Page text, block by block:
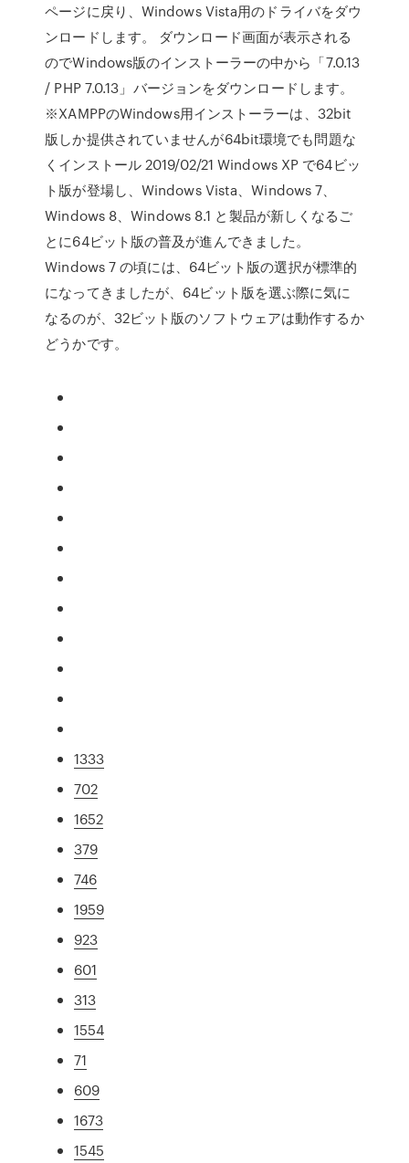
ページに戻り、Windows Vista用のドライバをダウ
ンロードします。 ダウンロード画面が表示される
のでWindows版のインストーラーの中から「7.0.13
/ PHP 7.0.13」バージョンをダウンロードします。
※XAMPPのWindows用インストーラーは、32bit
版しか提供されていませんが64bit環境でも問題な
くインストール 2019/02/21 Windows XP で64ビッ
ト版が登場し、Windows Vista、Windows 7、
Windows 8、Windows 8.1 と製品が新しくなるご
とに64ビット版の普及が進んできました。
Windows 7 の頃には、64ビット版の選択が標準的
になってきましたが、64ビット版を選ぶ際に気に
なるのが、32ビット版のソフトウェアは動作するか
どうかです。
1333
702
1652
379
746
1959
923
601
313
1554
71
609
1673
1545